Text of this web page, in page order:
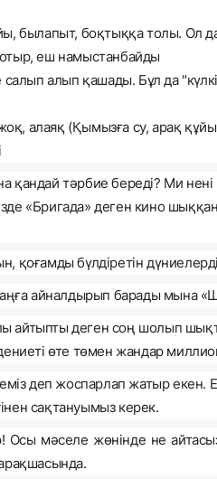
былапыт, боқтыққа толы. Ол
еш намыстанбайды
салып алып қашады. Бұл да
алаяқ (Қымызға су, арақ
қандай тәрбие береді? Ми
«Бригада» деген кино
қоғамды бүлдіретін
айналдырып барады мына «
айтыпты деген соң шолып
өте төмен жандар
деп жоспарлап жатыр
сақтануымыз керек.
Осы мәселе жөнінде не